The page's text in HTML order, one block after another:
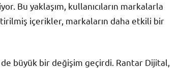
Bu yaklaşım, kullanıcıların markalarla
içerikler, markaların daha etkili bir
de büyük bir değişim geçirdi. Rantar Dijital,